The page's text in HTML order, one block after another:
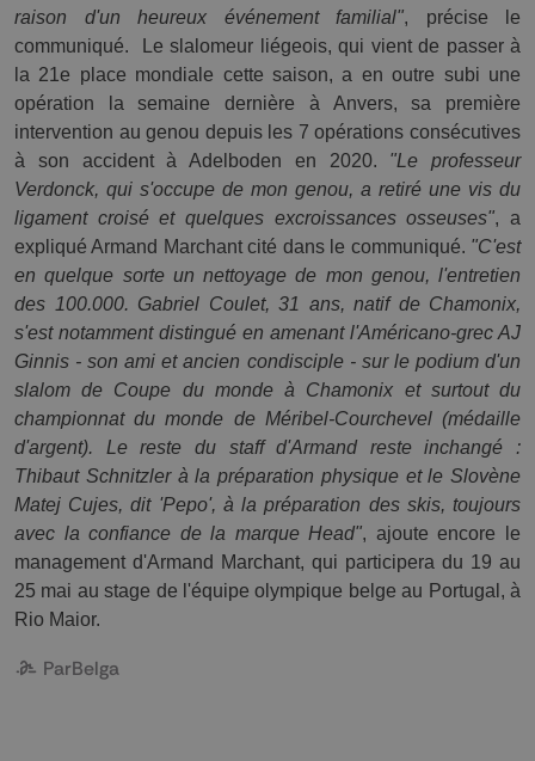
raison d'un heureux événement familial", précise le
communiqué.  Le slalomeur liégeois, qui vient de passer à
la 21e place mondiale cette saison, a en outre subi une
opération la semaine dernière à Anvers, sa première
intervention au genou depuis les 7 opérations consécutives
à son accident à Adelboden en 2020. "Le professeur
Verdonck, qui s'occupe de mon genou, a retiré une vis du
ligament croisé et quelques excroissances osseuses", a
expliqué Armand Marchant cité dans le communiqué. "C'est
en quelque sorte un nettoyage de mon genou, l'entretien
des 100.000. Gabriel Coulet, 31 ans, natif de Chamonix,
s'est notamment distingué en amenant l'Américano-grec AJ
Ginnis - son ami et ancien condisciple - sur le podium d'un
slalom de Coupe du monde à Chamonix et surtout du
championnat du monde de Méribel-Courchevel (médaille
d'argent). Le reste du staff d'Armand reste inchangé :
Thibaut Schnitzler à la préparation physique et le Slovène
Matej Cujes, dit 'Pepo', à la préparation des skis, toujours
avec la confiance de la marque Head", ajoute encore le
management d'Armand Marchant, qui participera du 19 au
25 mai au stage de l'équipe olympique belge au Portugal, à
Rio Maior.
ParBelga